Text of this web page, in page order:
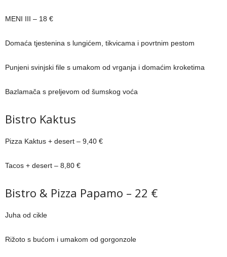
MENI III – 18 €
Domaća tjestenina s lungićem, tikvicama i povrtnim pestom
Punjeni svinjski file s umakom od vrganja i domaćim kroketima
Bazlamača s preljevom od šumskog voća
Bistro Kaktus
Pizza Kaktus + desert – 9,40 €
Tacos + desert – 8,80 €
Bistro & Pizza Papamo – 22 €
Juha od cikle
Rižoto s bućom i umakom od gorgonzole